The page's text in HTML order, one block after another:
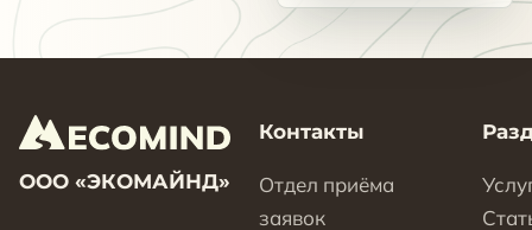
ООО «ЭКОМАЙНД»
Контакты
Отдел приёма
заявок